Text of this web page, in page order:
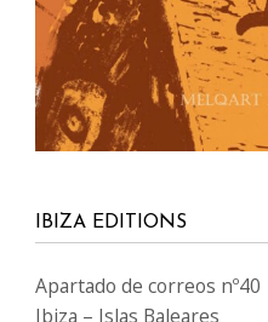
IBIZA EDITIONS
Apartado de correos nº40
Ibiza – Islas Baleares